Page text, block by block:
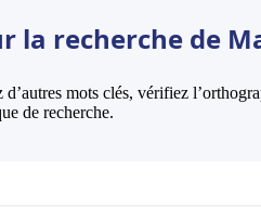
la recherche de
mots clés, vérifiez
de recherche.